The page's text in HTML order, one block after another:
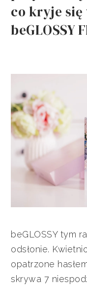
co kryje się
beGLOSSY
beGLOSSY tym
odsłonie.
opatrzone
skrywa 7